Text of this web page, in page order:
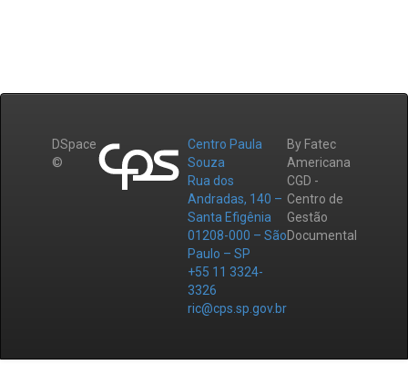
DSpace
©
Centro Paula
Souza
Rua dos
Andradas, 140 –
Santa Efigênia
01208-000 – São
Paulo – SP
+55 11 3324-
3326
ric@cps.sp.gov.br
By Fatec
Americana
CGD -
Centro de
Gestão
Documental